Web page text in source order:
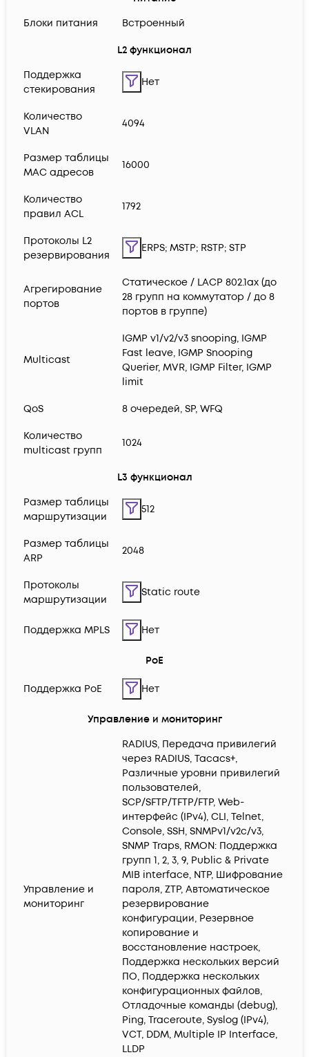
Блоки питания
Встроенный
L2 функционал
Поддержка
стекирования
Нет
Количество
VLAN
4094
Размер таблицы
MAC адресов
16000
Количество
правил ACL
1792
Протоколы L2
резервирования
ERPS; MSTP; RSTP; STP
Агрегирование
портов
Статическое / LACP 802.1ax (до
28 групп на коммутатор / до 8
портов в группе)
Multicast
IGMP v1/v2/v3 snooping, IGMP
Fast leave, IGMP Snooping
Querier, MVR, IGMP Filter, IGMP
limit
QoS 8 очередей, SP, WFQ
Количество
multicast групп
1024
L3 функционал
Размер таблицы
маршрутизации
512
Размер таблицы
ARP
2048
Протоколы
маршрутизации
Static route
Поддержка MPLS Нет
PoE
Поддержка PoE Нет
Управление и мониторинг
Управление и
мониторинг
RADIUS, Передача привилегий
через RADIUS, Tacacs+,
Различные уровни привилегий
пользователей,
SCP/SFTP/TFTP/FTP, Web-
интерфейс (IPv4), CLI, Telnet,
Console, SSH, SNMPv1/v2c/v3,
SNMP Traps, RMON: Поддержка
групп 1, 2, 3, 9, Public & Private
MIB interface, NTP, Шифрование
пароля, ZTP, Автоматическое
резервирование
конфигурации, Резервное
копирование и
восстановление настроек,
Поддержка нескольких версий
ПО, Поддержка нескольких
конфигурационных файлов,
Отладочные команды (debug),
Ping, Traceroute, Syslog (IPv4),
VCT, DDM, Multiple IP Interface,
LLDP